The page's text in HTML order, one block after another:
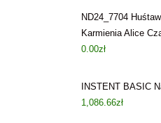
ND24_7704
Karmienia Alice
0.00zł
INSTENT BASIC
1,086.66zł